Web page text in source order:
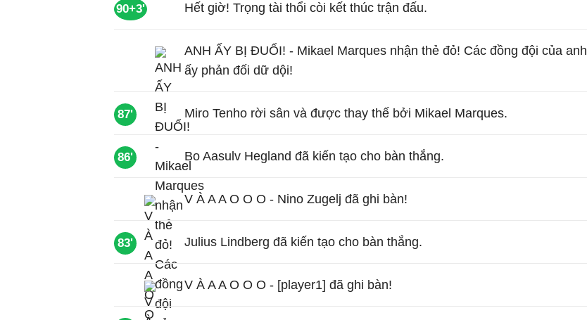
90+3' Hết giờ! Trọng tài thổi còi kết thúc trận đấu.
ANH ẤY BỊ ĐUỔI! - Mikael Marques nhận thẻ đỏ! Các đồng đội của anh
ấy phản đối dữ dội!
87' Miro Tenho rời sân và được thay thế bởi Mikael Marques.
86' Bo Aasulv Hegland đã kiến tạo cho bàn thắng.
V À A A O O O - Nino Zugelj đã ghi bàn!
83' Julius Lindberg đã kiến tạo cho bàn thắng.
V À A A O O O - [player1] đã ghi bàn!